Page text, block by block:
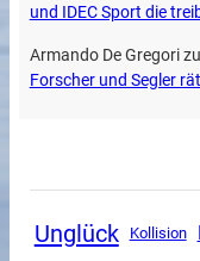
und IDEC Sport die
Armando De Gregorizu
Forscher und Segler
Unglück Kollision